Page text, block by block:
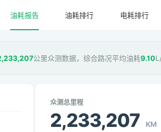
油耗报告 油耗排行 电耗排行
公里众测数据，综合路况平均油耗9.10
众测总里程
2,233,207 KM